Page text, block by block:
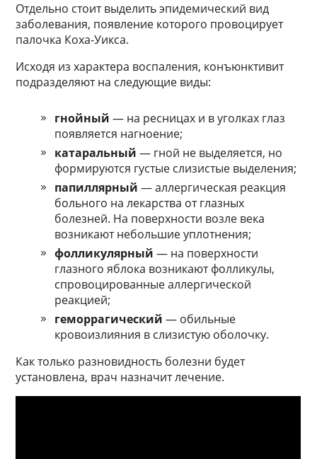
Отдельно стоит выделить эпидемический вид
заболевания, появление которого провоцирует
палочка Коха-Уикса.
Исходя из характера воспаления, конъюнктивит
подразделяют на следующие виды:
гнойный — на ресницах и в уголках глаз
появляется нагноение;
катаральный — гной не выделяется, но
формируются густые слизистые выделения;
папиллярный — аллергическая реакция
больного на лекарства от глазных
болезней. На поверхности возле века
возникают небольшие уплотнения;
фолликулярный — на поверхности
глазного яблока возникают фолликулы,
спровоцированные аллергической
реакцией;
геморрагический — обильные
кровоизлияния в слизистую оболочку.
Как только разновидность болезни будет
установлена, врач назначит лечение.